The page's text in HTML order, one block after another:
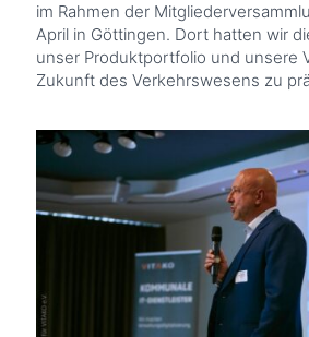
im Rahmen der
April in Göttingen. Dort hatten wir
unser Produktportfolio und unsere
Zukunft des Verkehrswesens zu